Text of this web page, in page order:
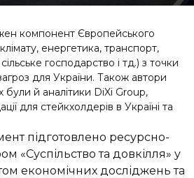
компонент Європейського
енергетика, транспорт,
господарство і тд.) з точки
для України. Також автори
й аналітики DiXi Group,
для стейкхолдерів в Україні та
підготовлено ресурсно-
«Суспільство та довкілля» у
економічних досліджень та